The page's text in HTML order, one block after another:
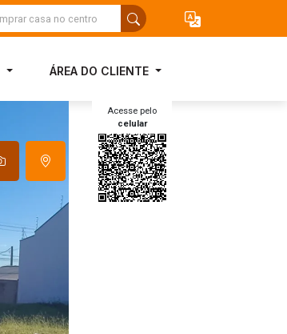
ÁREA DO CLIENTE
Acesse pelo
celular